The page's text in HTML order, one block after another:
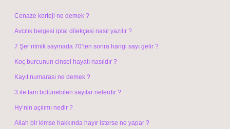
Cenaze korteji ne demek ?
Avcılık belgesi iptal dilekçesi nasıl yazılır ?
7 Şer ritmik saymada 70’ten sonra hangi sayı gelir ?
Koç burcunun cinsel hayatı nasıldır ?
Kayıt numarası ne demek ?
3 ile tam bölünebilen sayılar nelerdir ?
Hy’nin açılımı nedir ?
Allah bir kimse hakkında hayır isterse ne yapar ?